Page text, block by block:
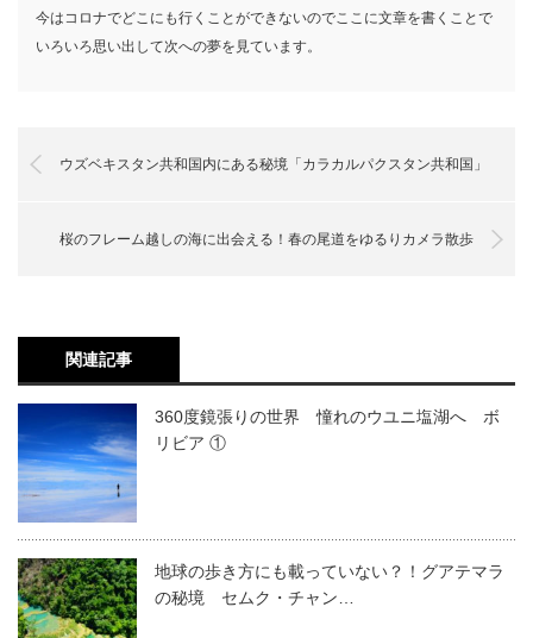
今はコロナでどこにも行くことができないのでここに文章を書くことで
いろいろ思い出して次への夢を見ています。
ウズベキスタン共和国内にある秘境「カラカルパクスタン共和国」
桜のフレーム越しの海に出会える！春の尾道をゆるりカメラ散歩
関連記事
360度鏡張りの世界 憧れのウユニ塩湖へ ボ
リビア ①
地球の歩き方にも載っていない？！グアテマラ
の秘境 セムク・チャン…